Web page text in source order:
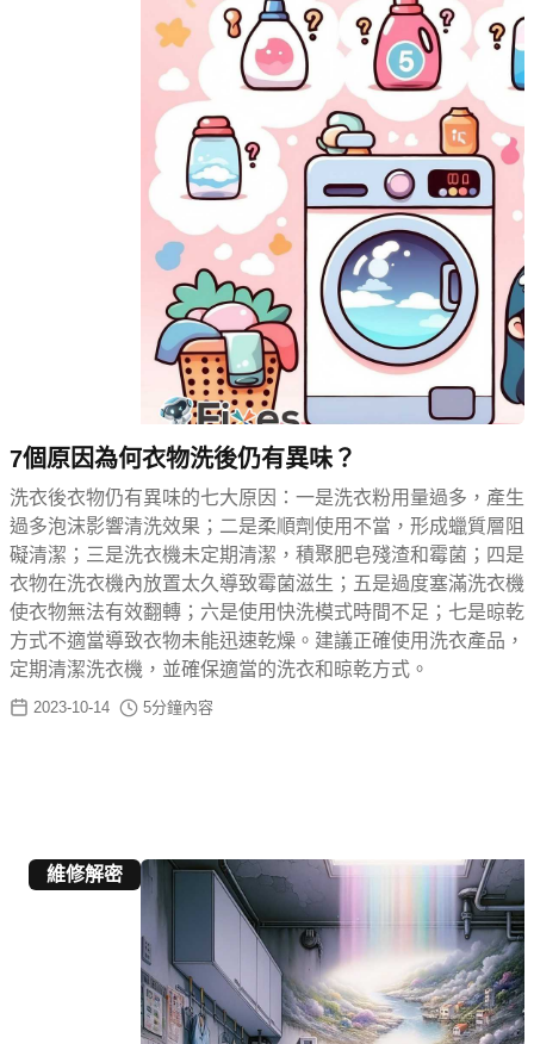
7個原因為何衣物洗後仍有異味？
洗衣後衣物仍有異味的七大原因：一是洗衣粉用量過多，產生
過多泡沫影響清洗效果；二是柔順劑使用不當，形成蠟質層阻
礙清潔；三是洗衣機未定期清潔，積聚肥皂殘渣和霉菌；四是
衣物在洗衣機內放置太久導致霉菌滋生；五是過度塞滿洗衣機
使衣物無法有效翻轉；六是使用快洗模式時間不足；七是晾乾
方式不適當導致衣物未能迅速乾燥。建議正確使用洗衣產品，
定期清潔洗衣機，並確保適當的洗衣和晾乾方式。
2023-10-14 5分鐘內容
維修解密